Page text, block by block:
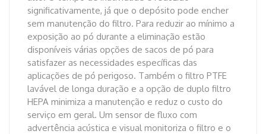
significativamente, já que o depósito pode encher
sem manutenção do filtro. Para reduzir ao mínimo a
exposição ao pó durante a eliminação estão
disponíveis várias opções de sacos de pó para
satisfazer as necessidades específicas das
aplicações de pó perigoso. Também o filtro PTFE
lavável de longa duração e a opção de duplo filtro
HEPA minimiza a manutenção e reduz o custo do
serviço em geral. Um sensor de fluxo com
advertência acústica e visual monitoriza o filtro e o